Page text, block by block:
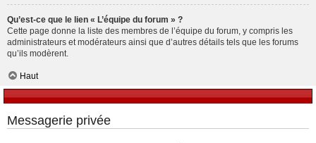
Qu’est-ce que le lien « L’équipe du forum » ?
Cette page donne la liste des membres de l’équipe du forum, y compris les
administrateurs et modérateurs ainsi que d’autres détails tels que les forums
qu’ils modèrent.
Haut
Messagerie privée